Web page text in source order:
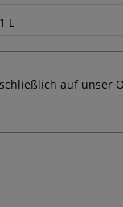
1 L
auf